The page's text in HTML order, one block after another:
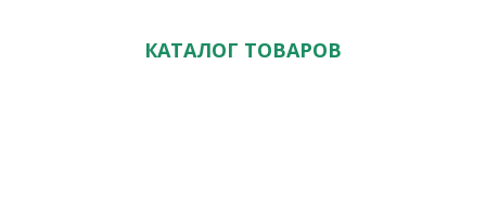
КАТАЛОГ ТОВАРОВ